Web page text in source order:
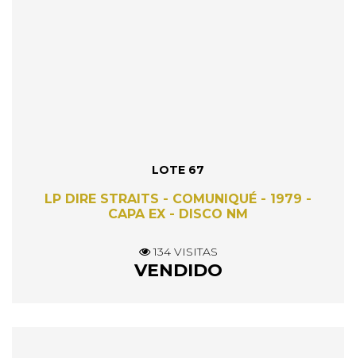
LOTE 67
LP DIRE STRAITS - COMUNIQUÉ - 1979 -
CAPA EX - DISCO NM
134 VISITAS
VENDIDO